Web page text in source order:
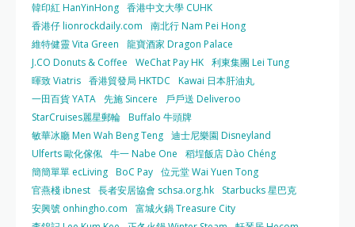
韓印紅 HanYinHong 香港中文大學 CUHK
香港仔 lionrockdaily.com
南北行 Nam Pei Hong
維特健靈 Vita Green
龍寶酒家 Dragon Palace
J.CO Donuts & Coffee
WeChat Pay HK 利東集團 Lei Tung
暉致 Viatris 香港貿發局 HKTDC
Kawai 日本肝油丸
一田百貨 YATA 先施 Sincere
戶戶送 Deliveroo
StarCruises麗星郵輪 Buffalo 牛頭牌
敏華冰廳 Men Wah Beng Teng 迪士尼樂園 Disneyland
Ulferts 歐化傢俬 牛一 Nabe One
稻埕飯店 Dào Chéng
簡簡單單 ecLiving BoC Pay 位元堂 Wai Yuen Tong
官燕棧 ibnest 長者安居協會 schsa.org.hk
Starbucks 星巴克
安興號 onhingho.com
富城火鍋 Treasure City